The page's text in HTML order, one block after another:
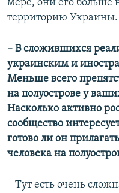
мере, они его больше
территорию Украины.
– В сложившихся
украинским и
Меньше всего
на полуострове у
Насколько активно
сообщество
готово ли он
человека на
– Тут есть очень